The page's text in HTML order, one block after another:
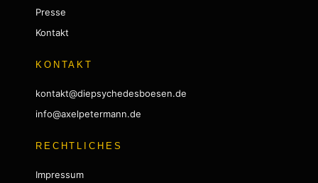
Presse
Kontakt
KONTAKT
kontakt@diepsychedesboesen.de
info@axelpetermann.de
RECHTLICHES
Impressum